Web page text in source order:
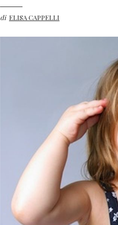
di ELISA CAPPELLI